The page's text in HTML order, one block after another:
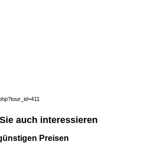
auch interessieren
Preisen